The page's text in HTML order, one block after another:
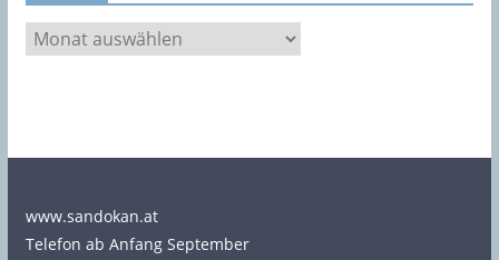
www.sandokan.at
Telefon ab Anfang September